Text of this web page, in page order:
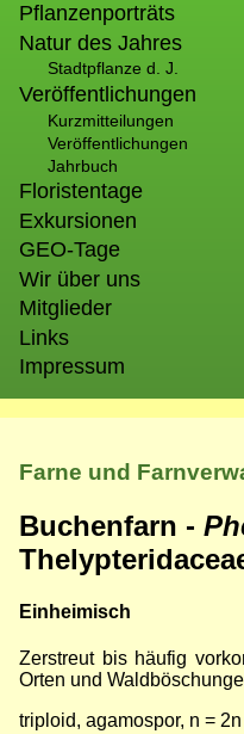
Pflanzenporträts
Natur des Jahres
Stadtpflanze d. J.
Veröffentlichungen
Kurzmitteilungen
Veröffentlichungen
Jahrbuch
Floristentage
Exkursionen
GEO-Tage
Wir über uns
Mitglieder
Links
Impressum
Farne und
Buchenfarn -
Einheimisch
Zerstreut bis häufig
Orten und
triploid, agamospor, n =